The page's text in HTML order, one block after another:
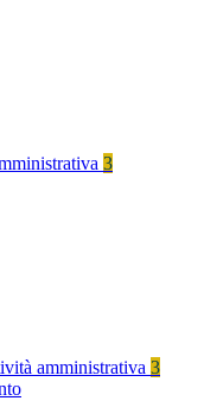
3
amministrativa 3